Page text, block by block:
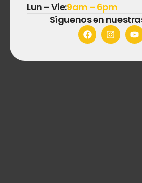
Lun – Vie:9am – 6pm
Síguenos en